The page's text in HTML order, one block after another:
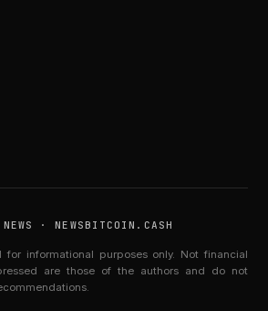
· NEWSBITCOIN.CASH
informational purposes only. Not financial
are those of the authors and do not